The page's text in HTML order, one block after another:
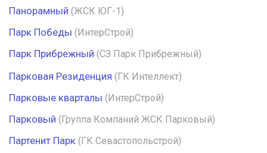
Панорамный (ЖСК ЮГ-1)
Парк Победы (ИнтерСтрой)
Парк Прибрежный (СЗ Парк Прибрежный)
Парковая Резиденция (ГК Интеллект)
Парковые кварталы (ИнтерСтрой)
Парковый (Группа Компаний ЖСК Парковый)
Партенит Парк (ГК Севастопольстрой)